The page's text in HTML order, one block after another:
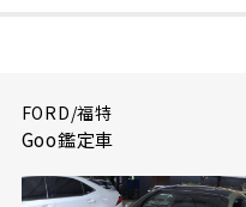
FORD/福特
Goo鑑定車